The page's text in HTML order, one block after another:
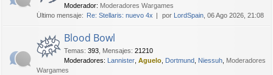
Moderador: Moderadores Wargames
Último mensaje: Re: Stellaris: nuevo 4x por LordSpain , 06 Ago 2026, 21:08
Blood Bowl
Temas: 393 Mensajes: 21210
Moderadores: Lannister Aguelo Dortmund Niessuh Moderadores
Wargames